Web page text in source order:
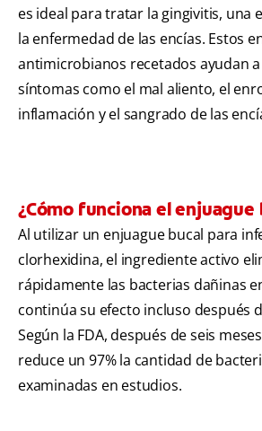
es ideal para tratar la gingivitis, una
la enfermedad de las encías. Estos
antimicrobianos recetados ayudan
síntomas como el mal aliento, el
inflamación y el sangrado de las
¿Cómo funciona el enjuague
Al utilizar un enjuague bucal para
clorhexidina, el ingrediente activo
rápidamente las bacterias dañinas
continúa su efecto incluso después
Según la FDA, después de seis
reduce un 97% la cantidad de
examinadas en estudios.